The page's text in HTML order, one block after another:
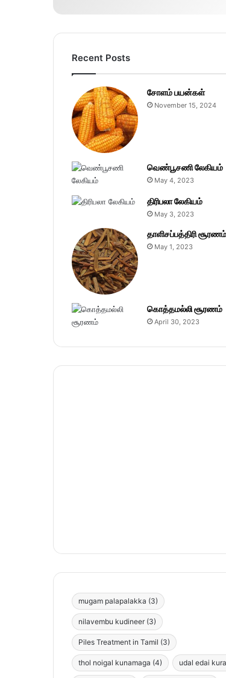
Recent Posts
சோளம் பயன்கள்
November 15, 2024
வெண்பூசணி லேகியம்
May 4, 2023
திரிபலா லேகியம்
May 3, 2023
தாளிசப்பத்திரி சூரணம்
May 1, 2023
கொத்தமல்லி சூரணம்
April 30, 2023
mugam palapalakka (3)
nilavembu kudineer (3)
Piles Treatment in Tamil (3)
thol noigal kunamaga (4) udal edai